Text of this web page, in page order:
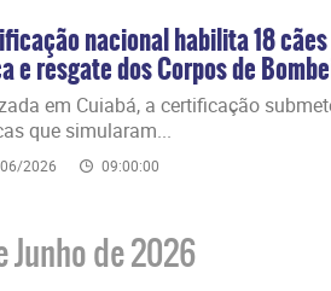
nacional habilita 18
e resgate dos Corpos de
em Cuiabá, a certificação
que simularam...
2026 09:00:00
Junho de 2026